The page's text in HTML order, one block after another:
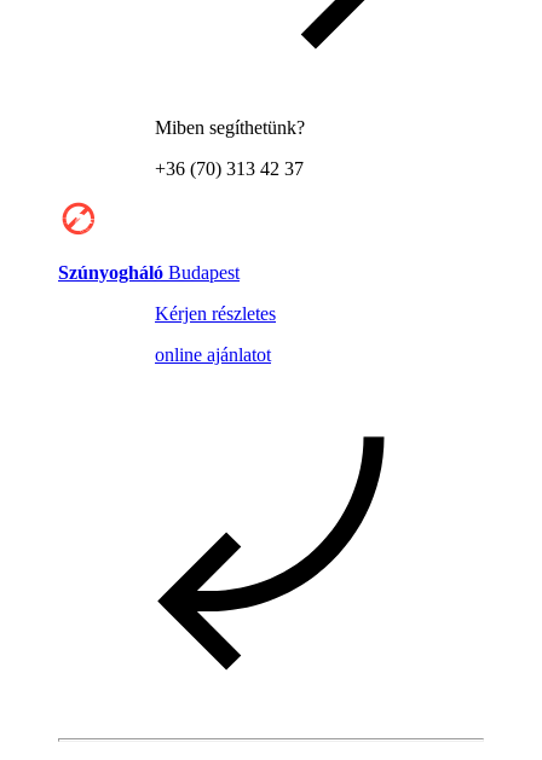
Miben segíthetünk?
+36 (70) 313 42 37
Szúnyogháló Budapest
Kérjen részletes
online ajánlatot